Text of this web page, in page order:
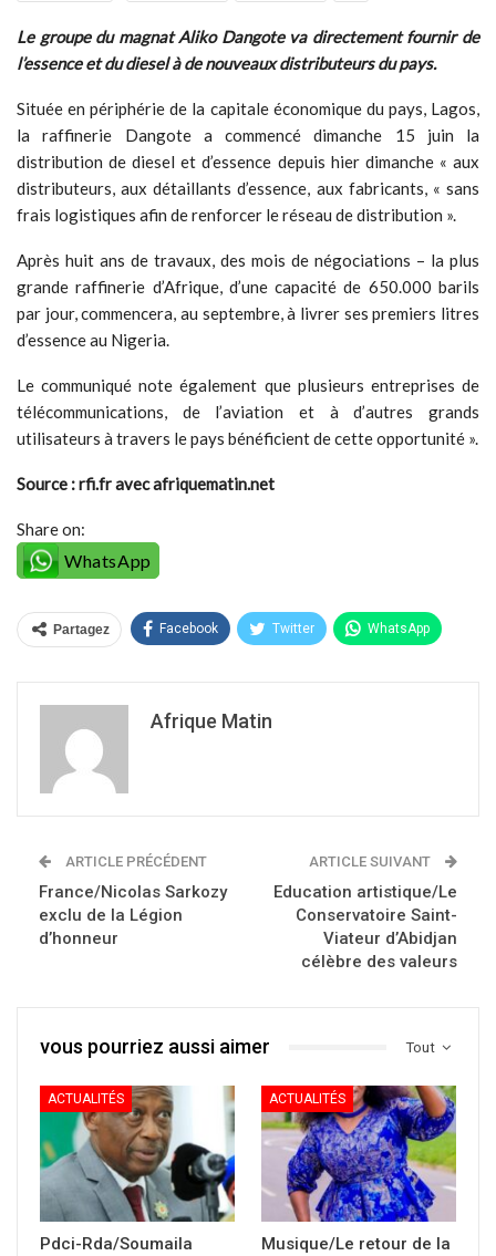
Le groupe du magnat Aliko Dangote va directement fournir de
l’essence et du diesel à de nouveaux distributeurs du pays.
Située en périphérie de la capitale économique du pays, Lagos,
la raffinerie Dangote a commencé dimanche 15 juin la
distribution de diesel et d’essence depuis hier dimanche « aux
distributeurs, aux détaillants d’essence, aux fabricants, « sans
frais logistiques afin de renforcer le réseau de distribution ».
Après huit ans de travaux, des mois de négociations – la plus
grande raffinerie d’Afrique, d’une capacité de 650.000 barils
par jour, commencera, au septembre, à livrer ses premiers litres
d’essence au Nigeria.
Le communiqué note également que plusieurs entreprises de
télécommunications, de l’aviation et à d’autres grands
utilisateurs à travers le pays bénéficient de cette opportunité ».
Source : rfi.fr avec afriquematin.net
Share on:
WhatsApp
Partagez Facebook Twitter WhatsApp
Afrique Matin
ARTICLE PRÉCÉDENT
France/Nicolas Sarkozy
exclu de la Légion
d’honneur
ARTICLE SUIVANT
Education artistique/Le
Conservatoire Saint-
Viateur d’Abidjan
célèbre des valeurs
Tout
vous pourriez aussi aimer
ACTUALITÉS
Pdci-Rda/Soumaila
ACTUALITÉS
Musique/Le retour de la